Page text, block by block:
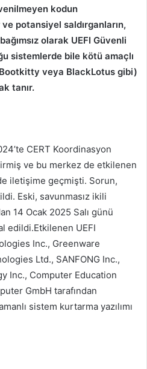
kodun
potansiyel saldırganların,
olarak UEFI Güvenli
sistemlerde bile kötü amaçlı
veya BlackLotus gibi)
tanır.
CERT Koordinasyon
ve bu merkez de etkilenen
iletişime geçmişti. Sorun,
Eski, savunmasız ikili
14 Ocak 2025 Salı günü
edildi.Etkilenen UEFI
Inc., Greenware
Ltd., SANFONG Inc.,
Inc., Computer Education
GmbH tarafından
sistem kurtarma yazılımı